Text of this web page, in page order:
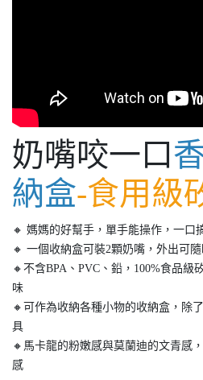
奶嘴咬一口
納盒-食用級
🔸 媽媽的好幫手，單手能操作，一口
🔸 一個收納盒可裝2顆奶嘴，外出可
🔸不含BPA、PVC、鉛，100%食品級
味
🔸可作為收納各種小物的收納盒，除
具
🔸馬卡龍的粉嫩感與莫蘭迪的文青感
感